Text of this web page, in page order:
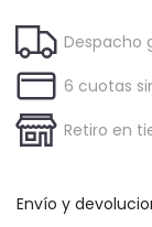
Despacho
6 cuotas
Retiro en
Envío y